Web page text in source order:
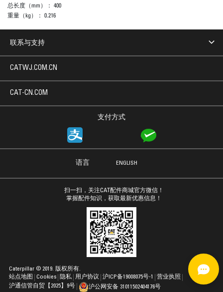
总长度（mm）： 400
重量（kg）： 0.216
联系与支持
支付方式
CATWJ.COM.CN
CAT-CN.COM
语言 ENGLISH
扫一扫，关注CAT配件商城官方微信！
掌握配件知识，获取最新优惠信息！
站点地图 Cookies 隐私 用户协议
Caterpillar © 2019. 版权所有.
沪ICP备19008075号-1
营业执照
沪通信管自贸【2025】9号
沪公网安备 31011502404176号